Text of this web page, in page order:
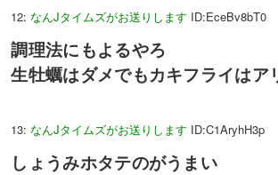
12:なんJタイムズがお送りします ID:EceBv8bT0
調理法にもよるやろ
生牡蠣はダメでもカキフライはア
13:なんJタイムズがお送りします ID:C1AryhH3p
しょうみホタテのがうまい